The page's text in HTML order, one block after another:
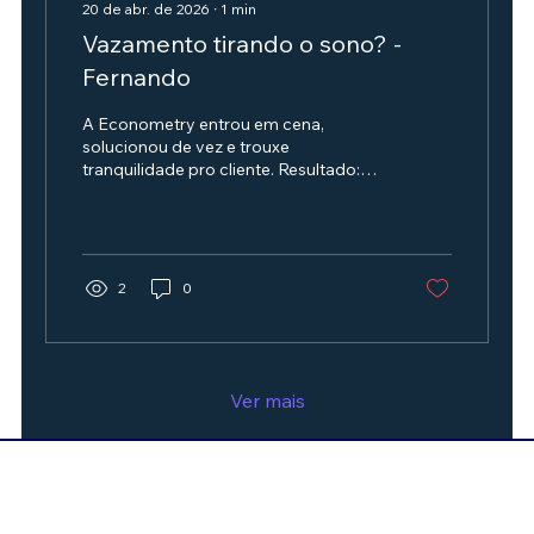
20 de abr. de 2026 ∙ 1 min
Vazamento tirando o sono? -
Fernando
A Econometry entrou em cena,
solucionou de vez e trouxe
tranquilidade pro cliente. Resultado:
2 0
Ver mais